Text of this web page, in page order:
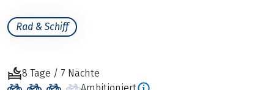
Rad & Schiff
8 Tage / 7 Nächte